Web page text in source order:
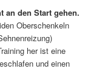
an den Start gehen.
Oberschenkeln
her ist eine
und einen